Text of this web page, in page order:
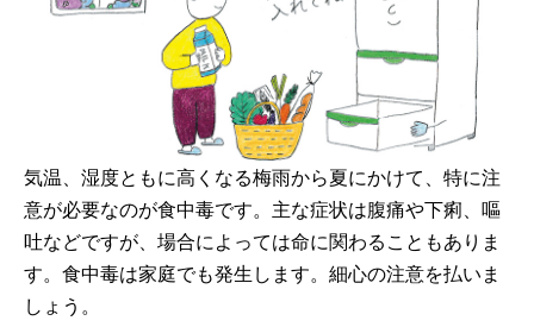
気温、湿度ともに高くなる梅雨から夏にかけて、特に注
意が必要なのが食中毒です。主な症状は腹痛や下痢、嘔
吐などですが、場合によっては命に関わることもありま
す。食中毒は家庭でも発生します。細心の注意を払いま
しょう。